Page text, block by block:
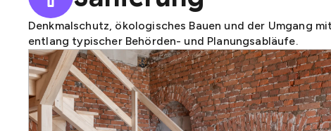
Denkmalschutz, ökologisches Bauen und der Umgang
entlang typischer Behörden- und Planungsabläufe.